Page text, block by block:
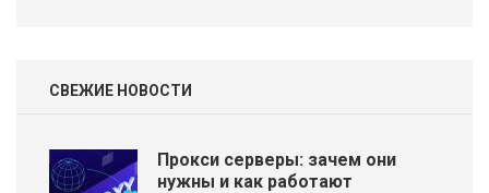
СВЕЖИЕ НОВОСТИ
Прокси серверы: зачем они
нужны и как работают